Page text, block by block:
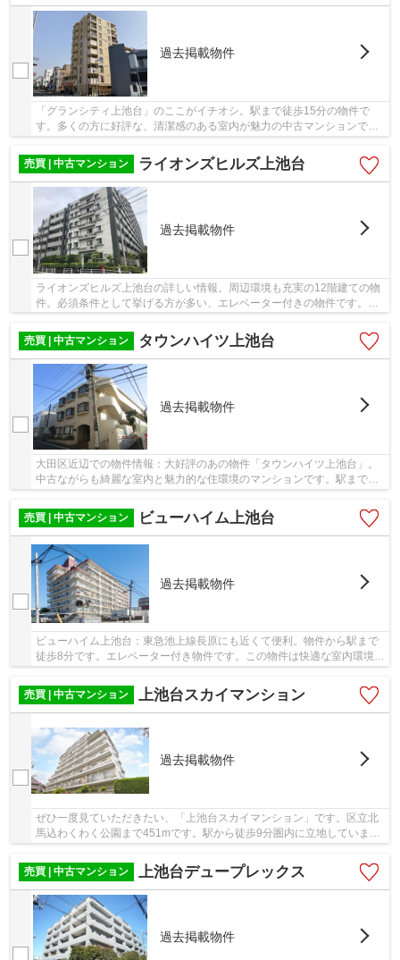
過去掲載物件
「グランシティ上池台」のここがイチオシ。駅まで徒歩15分の物件で
す。多くの方に好評な、清潔感のある室内が魅力の中古マンションで
す。エレベーター付きの物件なので、上階でも上り...
売買 | 中古マンション
ライオンズヒルズ上池台
過去掲載物件
ライオンズヒルズ上池台の詳しい情報。周辺環境も充実の12階建ての物
件。必須条件として挙げる方が多い、エレベーター付きの物件です。中
売買 | 中古マンション
タウンハイツ上池台
過去掲載物件
大田区近辺での物件情報：大好評のあの物件「タウンハイツ上池台」。
中古ながらも綺麗な室内と魅力的な住環境のマンションです。駅まで徒
売買 | 中古マンション
ビューハイム上池台
過去掲載物件
ビューハイム上池台：東急池上線長原にも近くて便利。物件から駅まで
徒歩8分です。エレベーター付き物件です。この物件は快適な室内環境が
売買 | 中古マンション
上池台スカイマンション
過去掲載物件
ぜひ一度見ていただきたい、「上池台スカイマンション」です。区立北
馬込わくわく公園まで451mです。駅から徒歩9分圏内に立地していま
売買 | 中古マンション
上池台デュープレックス
過去掲載物件